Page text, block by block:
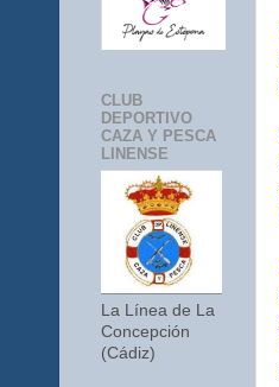
CLUB
DEPORTIVO
CAZA Y PESCA
LINENSE
La Línea de La
Concepción
(Cádiz)